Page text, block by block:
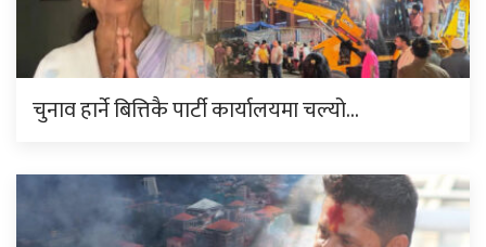
चुनाव हार्ने बित्तिकै पार्टी कार्यालयमा चल्यो…